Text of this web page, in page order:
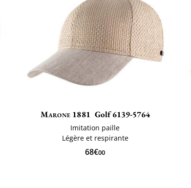
Marone 1881 Golf 6139-5764
Imitation paille
Légère et respirante
68€00